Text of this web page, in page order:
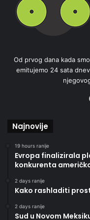
Od prvog dana kada
emitujemo 24 sata
Najnovije
19 hours ranije
Evropa finalizirala
konkurenta
2 days ranije
Kako rashladiti
2 days ranije
Sud u Novom